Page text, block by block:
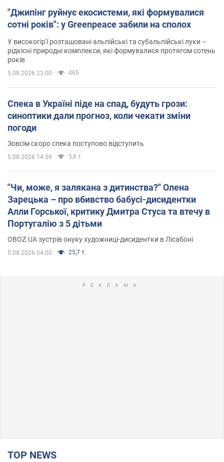
"Джипінг руйнує екосистеми, які формувалися
сотні років": у Greenpeace забили на сполох
У високогір'ї розташовані альпійські та субальпійські луки –
рідкісні природні комплекси, які формувалися протягом сотень
років
5.08.2026 23:00 465
Спека в Україні піде на спад, будуть грози:
синоптики дали прогноз, коли чекати зміни
погоди
Зовсім скоро спека поступово відступить
5.08.2026 14:59 5,6 т.
"Чи, може, я залякана з дитинства?" Олена
Зарецька – про вбивство бабусі-дисидентки
Алли Горської, критику Дмитра Стуса та втечу в
Португалію з 5 дітьми
OBOZ.UA зустрів онуку художниці-дисидентки в Лісабоні
5.08.2026 04:00 25,7 т.
TOP NEWS